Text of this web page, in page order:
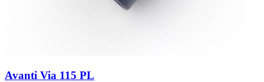
Avanti Via 115 PL